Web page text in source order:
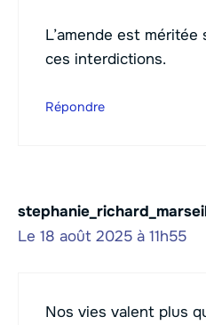
L’amende est
ces interdictions.
Répondre
Le 18 août 2025 à 11h55
Nos vies valent plus